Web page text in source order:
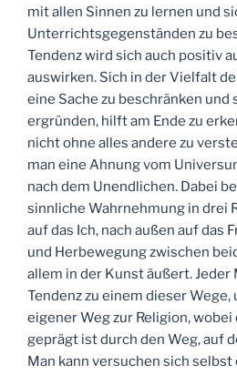
mit allen Sinnen zu lernen und
Unterrichtsgegenständen zu
Tendenz wird sich auch positiv
auswirken. Sich in der Vielfalt
eine Sache zu beschränken und
ergründen, hilft am Ende zu
nicht ohne alles andere zu
man eine Ahnung vom
nach dem Unendlichen. Dabei
sinnliche Wahrnehmung in drei
auf das Ich, nach außen auf das
und Herbewegung zwischen
allem in der Kunst äußert. Jeder
Tendenz zu einem dieser
eigener Weg zur Religion,
geprägt ist durch den Weg, auf
Man kann versuchen sich selbst